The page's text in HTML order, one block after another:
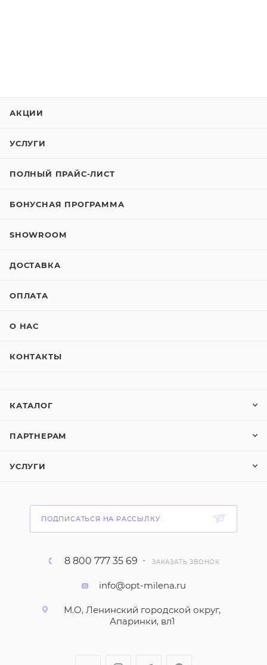
АКЦИИ
УСЛУГИ
ПОЛНЫЙ ПРАЙС-ЛИСТ
БОНУСНАЯ ПРОГРАММА
SHOWROOM
ДОСТАВКА
ОПЛАТА
О НАС
КОНТАКТЫ
КАТАЛОГ
ПАРТНЕРАМ
УСЛУГИ
ПОДПИСАТЬСЯ НА РАССЫЛКУ
8 800 777 35 69 ЗАКАЗАТЬ ЗВОНОК
info@opt-milena.ru
М.О, Ленинский городской округ,
Апаринки, вл1